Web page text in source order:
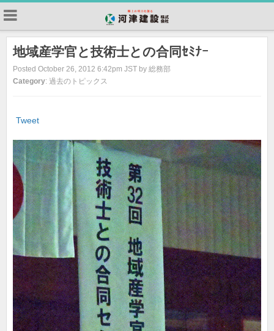
地域産学官と技術士との合同ｾﾐﾅｰ
Posted October 26, 2012 6:42pm JST by 総務部
Category: 過去のトピックス
Tweet